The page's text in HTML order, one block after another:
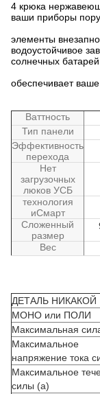
4 крюка
ваши приборы
элементы
водоустойчивое
солнечных
обеспечивает
Ваттность
Тип панели
Эффективность
перехода
Нет
загрузочных
люков УСБ
технология
иСмарт
Сложенный
размер
Вес
ДЕТАЛЬ НИКАКОЙ
МОНО или ПОЛИ
Максимальная
Максимальное
напряжение тока
Максимальное
силы (а)